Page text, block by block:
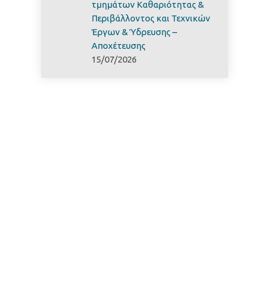
τμημάτων Καθαριότητας &
Περιβάλλοντος και Τεχνικών
Έργων & Ύδρευσης –
Αποχέτευσης
15/07/2026